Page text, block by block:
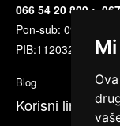
066 54 20 809 ;
Pon-sub: 09:00 do
PIB:112032720
Blog
Korisni linkovi